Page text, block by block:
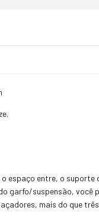
espaço entre, o suporte
garfo/suspensão, você
mais do que